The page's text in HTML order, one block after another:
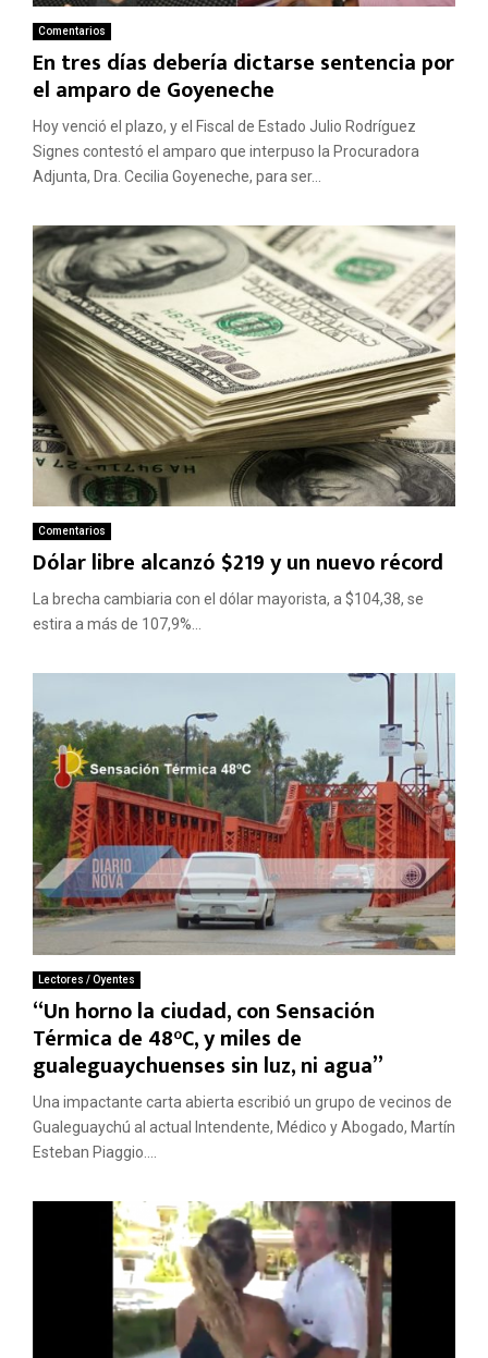
Comentarios
En tres días debería dictarse sentencia por
el amparo de Goyeneche
Hoy venció el plazo, y el Fiscal de Estado Julio Rodríguez
Signes contestó el amparo que interpuso la Procuradora
Adjunta, Dra. Cecilia Goyeneche, para ser...
Comentarios
Dólar libre alcanzó $219 y un nuevo récord
La brecha cambiaria con el dólar mayorista, a $104,38, se
estira a más de 107,9%...
Lectores / Oyentes
“Un horno la ciudad, con Sensación
Térmica de 48°C, y miles de
gualeguaychuenses sin luz, ni agua”
Una impactante carta abierta escribió un grupo de vecinos de
Gualeguaychú al actual Intendente, Médico y Abogado, Martín
Esteban Piaggio....